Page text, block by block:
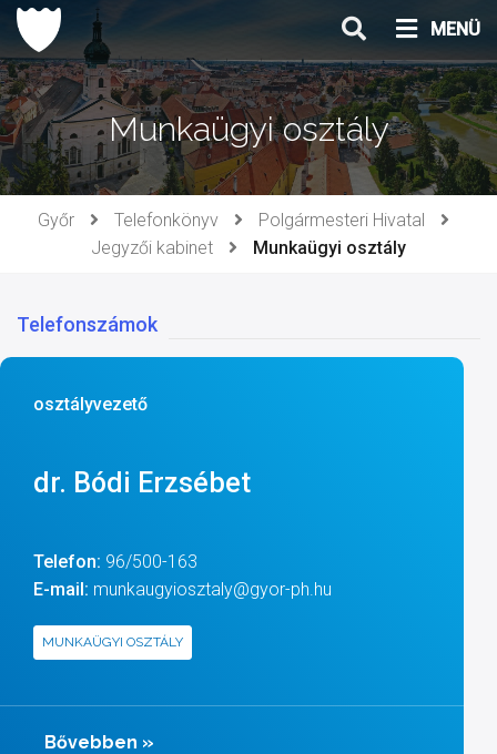
Ugrás
tartalomhoz
MENÜ
Munkaügyi osztály
Győr Telefonkönyv
Polgármesteri Hivatal
Jegyzői kabinet
Munkaügyi osztály
Telefonszámok
osztályvezető
dr. Bódi Erzsébet
Telefon: 96/500-163
E-mail: munkaugyiosztaly@gyor-ph.hu
MUNKAÜGYI OSZTÁLY
Bővebben »